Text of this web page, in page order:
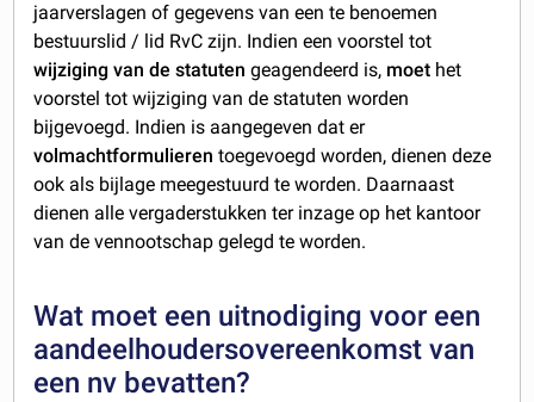
jaarverslagen of gegevens van een te benoemen
bestuurslid / lid RvC zijn. Indien een voorstel tot
wijziging van de statuten geagendeerd is, moet het
voorstel tot wijziging van de statuten worden
bijgevoegd. Indien is aangegeven dat er
volmachtformulieren toegevoegd worden, dienen deze
ook als bijlage meegestuurd te worden. Daarnaast
dienen alle vergaderstukken ter inzage op het kantoor
van de vennootschap gelegd te worden.
Wat moet een uitnodiging voor een
aandeelhoudersovereenkomst van
een nv bevatten?